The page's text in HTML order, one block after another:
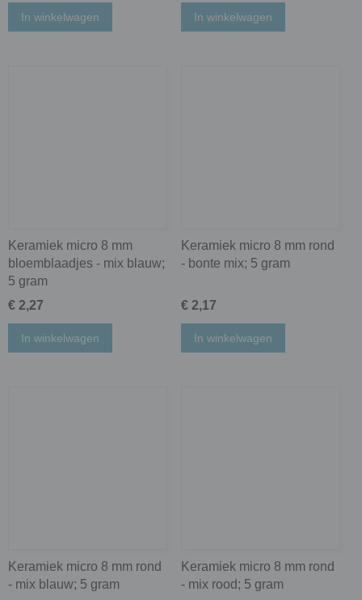
In winkelwagen In winkelwagen
Keramiek micro 8 mm
bloemblaadjes - mix blauw;
5 gram
€ 2,27
In winkelwagen
Keramiek micro 8 mm rond
- bonte mix; 5 gram
€ 2,17
In winkelwagen
Keramiek micro 8 mm rond
- mix blauw; 5 gram
Keramiek micro 8 mm rond
- mix rood; 5 gram